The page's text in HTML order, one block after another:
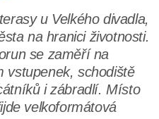
u Velkého divadla,
na hranici životnosti.
se zaměří na
vstupenek, schodiště
i zábradlí. Místo
velkoformátová